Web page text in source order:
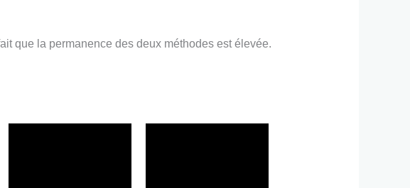
que la permanence des deux méthodes est élevée.